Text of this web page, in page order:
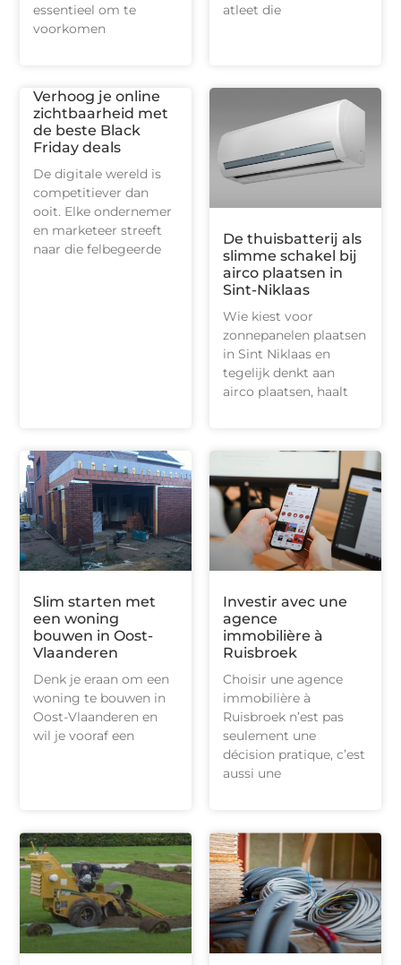
essentieel om te
voorkomen
atleet die
Verhoog je online
zichtbaarheid met
de beste Black
Friday deals
De digitale wereld is
competitiever dan
ooit. Elke ondernemer
en marketeer streeft
naar die felbegeerde
De thuisbatterij als
slimme schakel bij
airco plaatsen in
Sint-Niklaas
Wie kiest voor
zonnepanelen plaatsen
in Sint Niklaas en
tegelijk denkt aan
airco plaatsen, haalt
Slim starten met
een woning
bouwen in Oost-
Vlaanderen
Denk je eraan om een
woning te bouwen in
Oost-Vlaanderen en
wil je vooraf een
Investir avec une
agence
immobilière à
Ruisbroek
Choisir une agence
immobilière à
Ruisbroek n’est pas
seulement une
décision pratique, c’est
aussi une